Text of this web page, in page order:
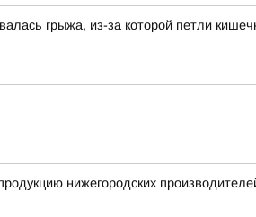
грыжа, из-за которой петли
нижегородских